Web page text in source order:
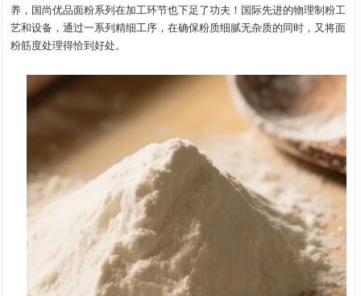
养，国尚优品面粉系列在加工环节也下足了功夫！国际先进的物理制粉工
艺和设备，通过一系列精细工序，在确保粉质细腻无杂质的同时，又将面
粉筋度处理得恰到好处。